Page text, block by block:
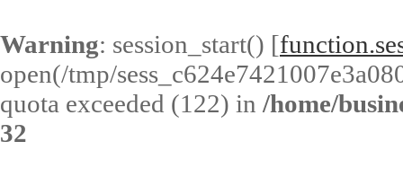
Warning: session_start() [
open(/tmp/
quota exceeded (122) in /home/
32